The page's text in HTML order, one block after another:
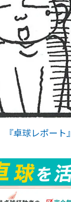
『卓球レポート』